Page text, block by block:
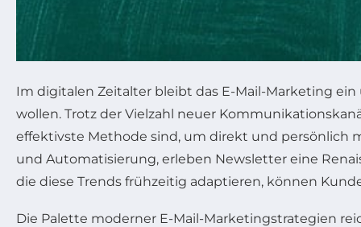
Im digitalen Zeitalter bleibt das E-Mail-Marketing
wollen. Trotz der Vielzahl neuer
effektivste Methode sind, um direkt und persönlich
und Automatisierung, erleben Newsletter eine
die diese Trends frühzeitig adaptieren, können
Die Palette moderner E-Mail-Marketingstrategien